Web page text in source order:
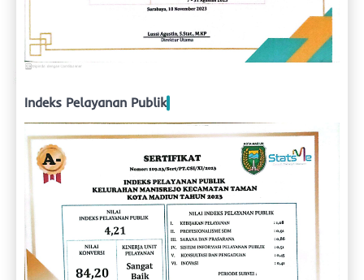
Indeks Pelayanan Publik